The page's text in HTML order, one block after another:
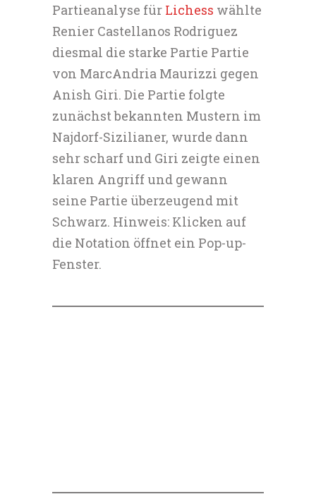
Partieanalyse für Lichess wählte
Renier Castellanos Rodriguez
diesmal die starke Partie Partie
von MarcAndria Maurizzi gegen
Anish Giri. Die Partie folgte
zunächst bekannten Mustern im
Najdorf-Sizilianer, wurde dann
sehr scharf und Giri zeigte einen
klaren Angriff und gewann
seine Partie überzeugend mit
Schwarz. Hinweis: Klicken auf
die Notation öffnet ein Pop-up-
Fenster.